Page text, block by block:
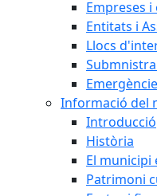
Empreses
Entitats i
Llocs
Informació del
Introducció
Història
El municipi
Patrimoni